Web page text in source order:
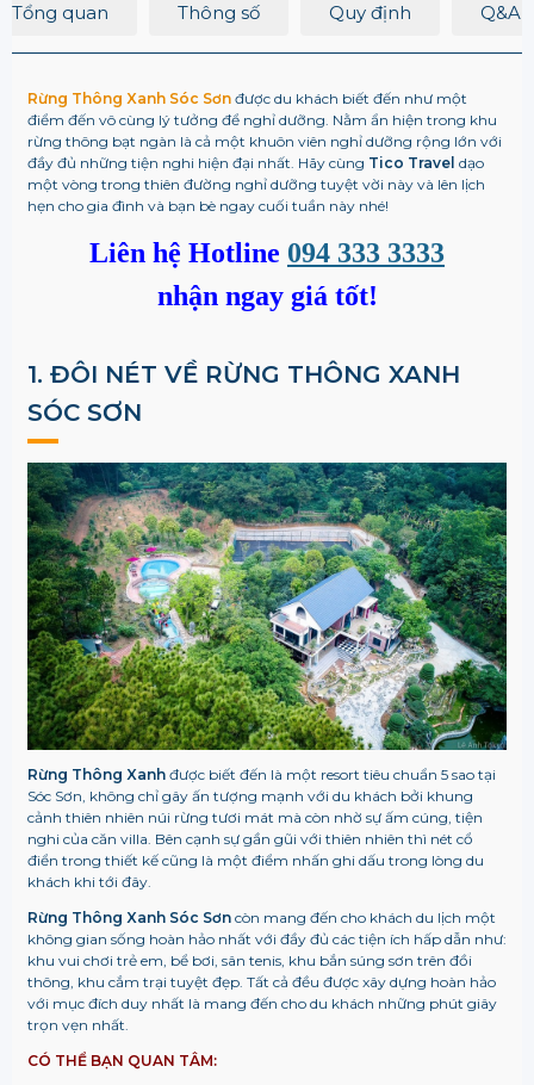
Tổng quan Thông số Quy định Q&A
Rừng Thông Xanh Sóc Sơnđược du khách biết đến như một
điểm đến vô cùng lý tưởng để nghỉ dưỡng. Nằm ẩn hiện trong khu
rừng thông bạt ngàn là cả một khuôn viên nghỉ dưỡng rộng lớn với
đầy đủ những tiện nghi hiện đại nhất. Hãy cùng Tico Travel dạo
một vòng trong thiên đường nghỉ dưỡng tuyệt vời này và lên lịch
hẹn cho gia đình và bạn bè ngay cuối tuần này nhé!
Liên hệ Hotline 094 333 3333
nhận ngay giá tốt!
1. ĐÔI NÉT VỀ RỪNG THÔNG XANH
SÓC SƠN
Rừng Thông Xanhđược biết đến là một resort tiêu chuẩn 5 sao tại
Sóc Sơn, không chỉ gây ấn tượng mạnh với du khách bởi khung
cảnh thiên nhiên núi rừng tươi mát mà còn nhờ sự ấm cúng, tiện
nghi của căn villa. Bên cạnh sự gần gũi với thiên nhiên thì nét cổ
điển trong thiết kế cũng là một điểm nhấn ghi dấu trong lòng du
khách khi tới đây.
Rừng Thông Xanh Sóc Sơncòn mang đến cho khách du lịch một
không gian sống hoàn hảo nhất với đầy đủ các tiện ích hấp dẫn như:
khu vui chơi trẻ em, bể bơi, sân tenis, khu bắn súng sơn trên đồi
thông, khu cắm trại tuyệt đẹp. Tất cả đều được xây dựng hoàn hảo
với mục đích duy nhất là mang đến cho du khách những phút giây
trọn vẹn nhất.
CÓ THỂ BẠN QUAN TÂM: